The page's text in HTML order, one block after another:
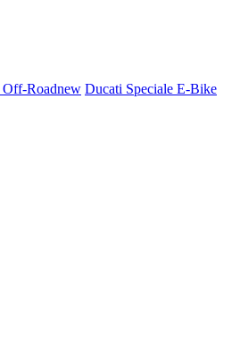
Off-Roadnew Ducati Speciale E-Bike